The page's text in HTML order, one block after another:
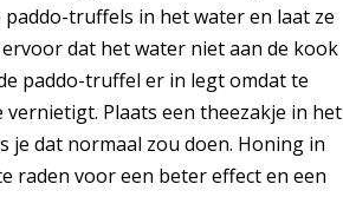
truffels in het water en laat ze
dat het water niet aan de kook
paddo-truffel er in legt omdat te
vernietigt. Plaats een theezakje in het
je dat normaal zou doen. Honing in
raden voor een beter effect en een